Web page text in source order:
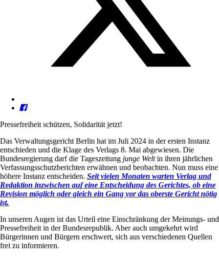
Pressefreiheit schützen, Solidarität jetzt!
Das Verwaltungsgericht Berlin hat im Juli 2024 in der ersten Instanz
entschieden und die Klage des Verlags 8. Mai abgewiesen. Die
Bundesregierung darf die Tageszeitung junge Weltin ihren jährlichen
Verfassungsschutzberichten erwähnen und beobachten. Nun muss eine
höhere Instanz entscheiden. Seit vielen Monaten warten Verlag und
Redaktion inzwischen auf eine Entscheidung des Gerichtes, ob eine
Revision möglich oder gleich ein Gang vor das oberste Gericht nötig
ist.
In unseren Augen ist das Urteil eine Einschränkung der Meinungs- und
Pressefreiheit in der Bundesrepublik. Aber auch umgekehrt wird
Bürgerinnen und Bürgern erschwert, sich aus verschiedenen Quellen
frei zu informieren.